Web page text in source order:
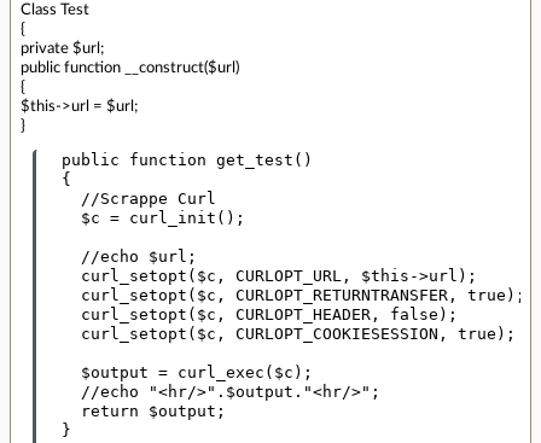
Class Test
{
private $url;
public function __construct($url)
{
$this->url = $url;
}
  public function get_test()
  {
    //Scrappe Curl
    $c = curl_init();
    //echo $url;
    curl_setopt($c, CURLOPT_URL, $this->url);
    curl_setopt($c, CURLOPT_RETURNTRANSFER, true);
    curl_setopt($c, CURLOPT_HEADER, false);
    curl_setopt($c, CURLOPT_COOKIESESSION, true);
    $output = curl_exec($c);
    //echo "<hr/>".$output."<hr/>";
    return $output;
  }